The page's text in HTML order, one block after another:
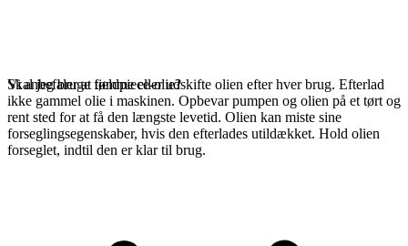
Vi anbefaler at tømme eller udskifte olien efter hver brug. Efterlad
ikke gammel olie i maskinen. Opbevar pumpen og olien på et tørt og
rent sted for at få den længste levetid. Olien kan miste sine
forseglingsegenskaber, hvis den efterlades utildækket. Hold olien
forseglet, indtil den er klar til brug.
Skal jeg bruge fieldpiece-olie?